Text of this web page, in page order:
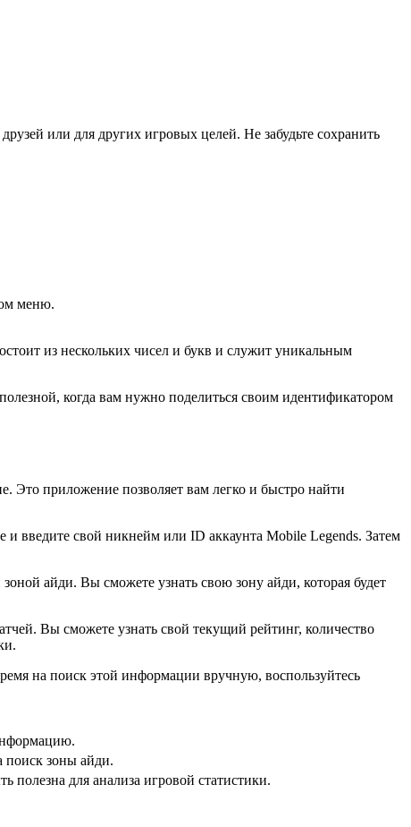
или для других игровых целей. Не забудьте сохранить
меню.
из нескольких чисел и букв и служит уникальным
когда вам нужно поделиться своим идентификатором
Это приложение позволяет вам легко и быстро найти
и введите свой никнейм или ID аккаунта Mobile Legends. Затем
айди. Вы сможете узнать свою зону айди, которая будет
Вы сможете узнать свой текущий рейтинг, количество
на поиск этой информации вручную, воспользуйтесь
поиск зоны айди.
для анализа игровой статистики.